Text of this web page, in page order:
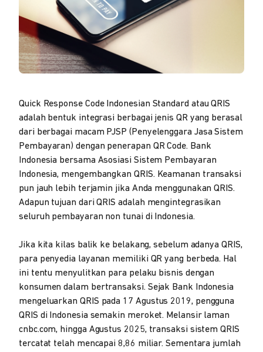
Quick Response Code Indonesian Standard atau QRIS
adalah bentuk integrasi berbagai jenis QR yang berasal
dari berbagai macam PJSP (Penyelenggara Jasa Sistem
Pembayaran) dengan penerapan QR Code. Bank
Indonesia bersama Asosiasi Sistem Pembayaran
Indonesia, mengembangkan QRIS. Keamanan transaksi
pun jauh lebih terjamin jika Anda menggunakan QRIS.
Adapun tujuan dari QRIS adalah mengintegrasikan
seluruh pembayaran non tunai di Indonesia.
Jika kita kilas balik ke belakang, sebelum adanya QRIS,
para penyedia layanan memiliki QR yang berbeda. Hal
ini tentu menyulitkan para pelaku bisnis dengan
konsumen dalam bertransaksi. Sejak Bank Indonesia
mengeluarkan QRIS pada 17 Agustus 2019, pengguna
QRIS di Indonesia semakin meroket. Melansir laman
cnbc.com, hingga Agustus 2025, transaksi sistem QRIS
tercatat telah mencapai 8,86 miliar. Sementara jumlah